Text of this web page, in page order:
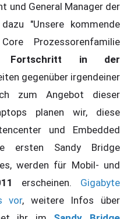
und General Manager der
"Unsere kommende
Prozessorenfamilie
Fortschritt in der
gegenüber irgendeiner
zum Angebot dieser
planen wir, diese
und Embedded
ersten Sandy Bridge
werden für Mobil- und
erscheinen. Gigabyte
vor, weitere Infos über